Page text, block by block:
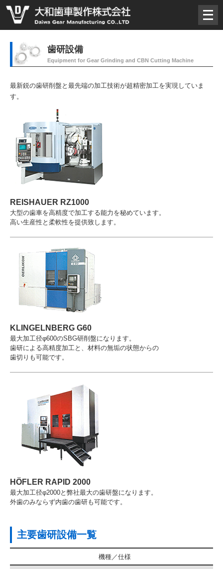
メ
ニ
ュ
開
歯研設備
Equipment for Gear Grinding and CBN Cutting Machine
最新鋭の歯研削盤と最先端の加工技術が超精密加工を実現していま
す。
REISHAUER RZ1000
大型の歯車を高精度で加工する能力を秘めています。
高い生産性と柔軟性を提供致します。
KLINGELNBERG G60
最大加工径φ600のSBG研削盤になります。
歯研による高精度加工と、材料の無垢の状態からの
歯切りも可能です。
HÖFLER RAPID 2000
最大加工径φ2000と弊社最大の歯研盤になります。
外歯のみならず内歯の歯研も可能です。
主要歯研設備一覧
機種 仕様